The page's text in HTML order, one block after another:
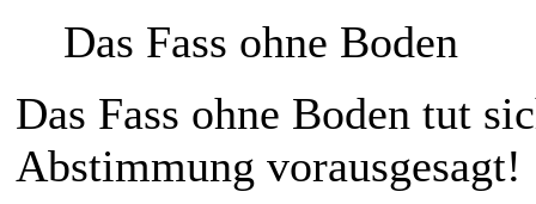
Das Fass ohne Boden
Das Fass ohne Boden tut
Abstimmung vorausgesagt!